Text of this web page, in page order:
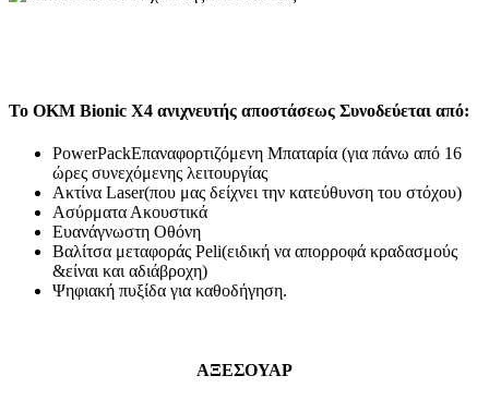
Το OKM Bionic X4 ανιχνευτής αποστάσεως Συνοδεύεται από:
PowerPackΕπαναφορτιζόμενη Μπαταρία (για πάνω από 16
ώρες συνεχόμενης λειτουργίας
Ακτίνα Laser(που μας δείχνει την κατεύθυνση του στόχου)
Ασύρματα Ακουστικά
Ευανάγνωστη Οθόνη
Βαλίτσα μεταφοράς Peli(ειδική να απορροφά κραδασμούς
&είναι και αδιάβροχη)
Ψηφιακή πυξίδα για καθοδήγηση.
ΑΞΕΣΟΥΑΡ